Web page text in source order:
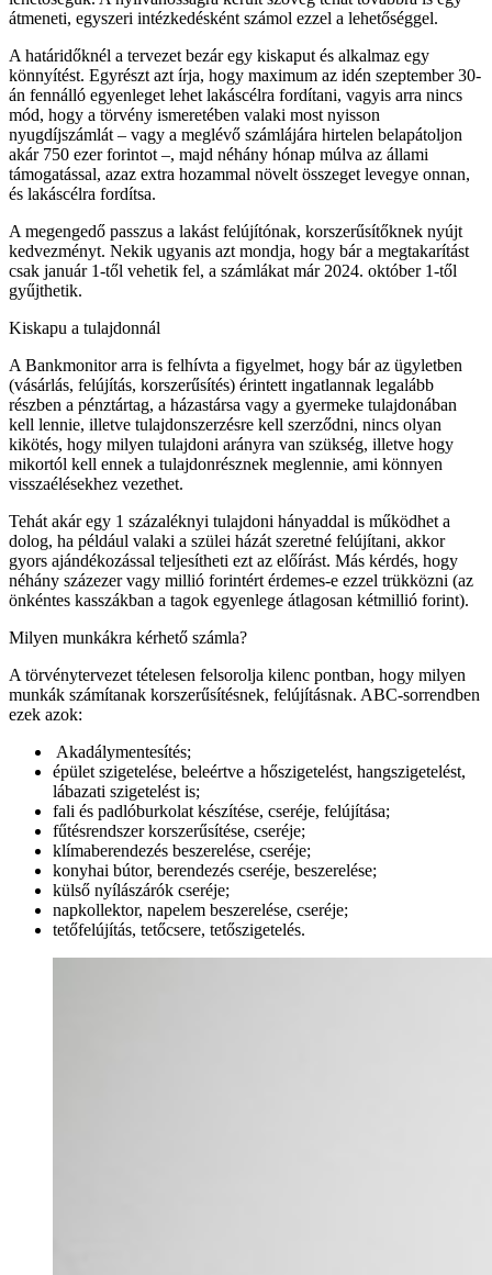
átmeneti, egyszeri intézkedésként számol ezzel a lehetőséggel.
A határidőknél a tervezet bezár egy kiskaput és alkalmaz egy
könnyítést. Egyrészt azt írja, hogy maximum az idén szeptember 30-
án fennálló egyenleget lehet lakáscélra fordítani, vagyis arra nincs
mód, hogy a törvény ismeretében valaki most nyisson
nyugdíjszámlát – vagy a meglévő számlájára hirtelen belapátoljon
akár 750 ezer forintot –, majd néhány hónap múlva az állami
támogatással, azaz extra hozammal növelt összeget levegye onnan,
és lakáscélra fordítsa.
A megengedő passzus a lakást felújítónak, korszerűsítőknek nyújt
kedvezményt. Nekik ugyanis azt mondja, hogy bár a megtakarítást
csak január 1-től vehetik fel, a számlákat már 2024. október 1-től
gyűjthetik.
Kiskapu a tulajdonnál
A Bankmonitor arra is felhívta a figyelmet, hogy bár az ügyletben
(vásárlás, felújítás, korszerűsítés) érintett ingatlannak legalább
részben a pénztártag, a házastársa vagy a gyermeke tulajdonában
kell lennie, illetve tulajdonszerzésre kell szerződni, nincs olyan
kikötés, hogy milyen tulajdoni arányra van szükség, illetve hogy
mikortól kell ennek a tulajdonrésznek meglennie, ami könnyen
visszaélésekhez vezethet.
Tehát akár egy 1 százaléknyi tulajdoni hányaddal is működhet a
dolog, ha például valaki a szülei házát szeretné felújítani, akkor
gyors ajándékozással teljesítheti ezt az előírást. Más kérdés, hogy
néhány százezer vagy millió forintért érdemes-e ezzel trükközni (az
önkéntes kasszákban a tagok egyenlege átlagosan kétmillió forint).
Milyen munkákra kérhető számla?
A törvénytervezet tételesen felsorolja kilenc pontban, hogy milyen
munkák számítanak korszerűsítésnek, felújításnak. ABC-sorrendben
ezek azok:
Akadálymentesítés;
épület szigetelése, beleértve a hőszigetelést, hangszigetelést,
lábazati szigetelést is;
fali és padlóburkolat készítése, cseréje, felújítása;
fűtésrendszer korszerűsítése, cseréje;
klímaberendezés beszerelése, cseréje;
konyhai bútor, berendezés cseréje, beszerelése;
külső nyílászárók cseréje;
napkollektor, napelem beszerelése, cseréje;
tetőfelújítás, tetőcsere, tetőszigetelés.